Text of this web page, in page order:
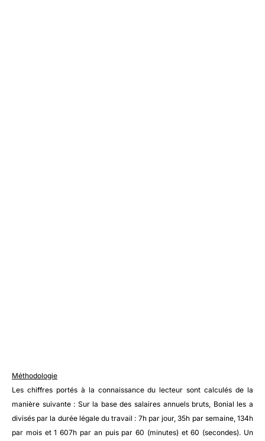
Méthodologie
Les chiffres portés à la connaissance du lecteur sont calculés de la
manière suivante : Sur la base des salaires annuels bruts, Bonial les a
divisés par la durée légale du travail : 7h par jour, 35h par semaine, 134h
par mois et 1 607h par an puis par 60 (minutes) et 60 (secondes). Un